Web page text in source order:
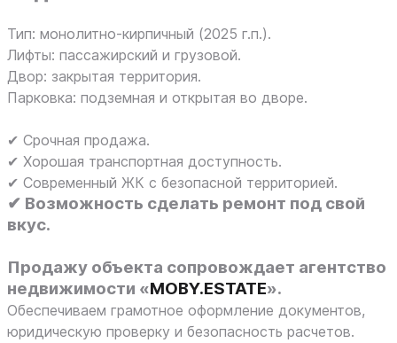
Тип: монолитно-кирпичный (2025 г.п.).
Лифты: пассажирский и грузовой.
Двор: закрытая территория.
Парковка: подземная и открытая во дворе.
✔ Срочная продажа.
✔ Хорошая транспортная доступность.
✔ Современный ЖК с безопасной территорией.
✔ Возможность сделать ремонт под свой
вкус.
Продажу объекта сопровождает агентство
недвижимости «MOBY.ESTATE».
Обеспечиваем грамотное оформление документов,
юридическую проверку и безопасность расчетов.